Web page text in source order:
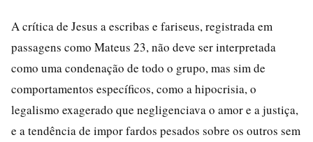
A crítica de Jesus a escribas e fariseus, registrada em
passagens como Mateus 23, não deve ser interpretada
como uma condenação de todo o grupo, mas sim de
comportamentos específicos, como a hipocrisia, o
legalismo exagerado que negligenciava o amor e a justiça,
e a tendência de impor fardos pesados sobre os outros sem